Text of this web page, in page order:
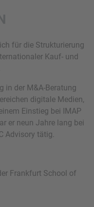
für die Strukturierung
Kauf- und
in der M&A-Beratung
digitale Medien,
Einstieg bei IMAP
er neun Jahre lang bei
Advisory tätig.
Frankfurt School of
die